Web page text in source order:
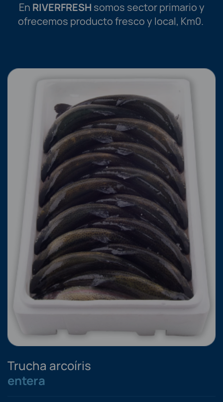
En RIVERFRESH somos sector primario y
ofrecemos producto fresco y local, Km0.
Trucha arcoíris
entera